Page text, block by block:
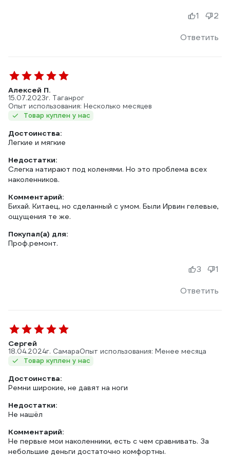
Ответить
1 2
Алексей П.
15.07.2023г. Таганрог
Опыт использования: Несколько месяцев
Товар куплен у нас
Достоинства:
Легкие и мягкие
Недостатки:
Слегка натирают под коленями. Но это проблема всех
наколенников.
Комментарий:
Бихай. Китаец, но сделанный с умом. Были Ирвин гелевые,
ощущения те же.
Покупал(а) для:
Проф.ремонт.
Ответить
3 1
Сергей
18.04.2024г. СамараОпыт использования: Менее месяца
Товар куплен у нас
Достоинства:
Ремни широкие, не давят на ноги
Недостатки:
Не нашёл
Комментарий:
Не первые мои наколенники, есть с чем сравнивать. За
небольшие деньги достаточно комфортны.